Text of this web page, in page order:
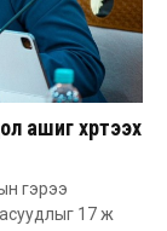
ашиг хүртээх
гэрээ
17 ж